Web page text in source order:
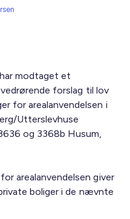
modtaget et
forslag til lov
for arealanvendelsen i
Utterslevhuse
og 3368b Husum,
arealanvendelsen giver
boliger i de nævnte